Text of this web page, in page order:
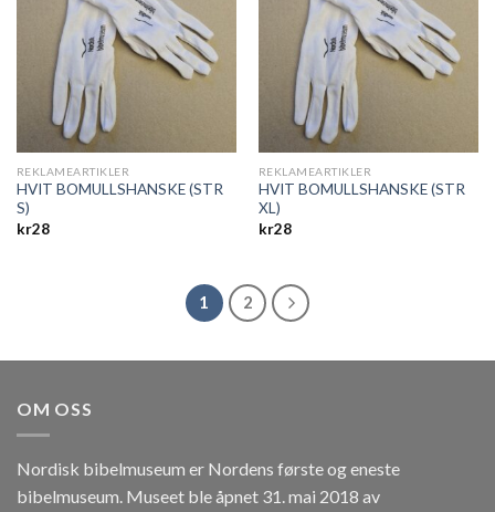
REKLAMEARTIKLER
HVIT BOMULLSHANSKE (STR
S)
kr28
REKLAMEARTIKLER
HVIT BOMULLSHANSKE (STR
XL)
kr28
1 2
OM OSS
Nordisk bibelmuseum er Nordens første og eneste
bibelmuseum. Museet ble åpnet 31. mai 2018 av